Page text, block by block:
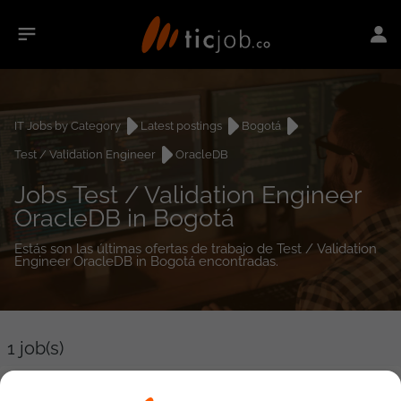
IT Jobs by Category Latest postings
Bogotá
Test / Validation Engineer
OracleDB
Jobs Test / Validation Engineer
OracleDB in Bogotá
Estás son las últimas ofertas de trabajo de Test / Validation
Engineer OracleDB in Bogotá encontradas.
1 job(s)